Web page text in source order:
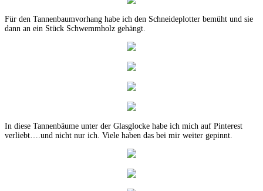
Für den Tannenbaumvorhang habe ich den Schneideplotter bemüht und sie
dann an ein Stück Schwemmholz gehängt.
In diese Tannenbäume unter der Glasglocke habe ich mich auf Pinterest
verliebt….und nicht nur ich. Viele haben das bei mir weiter gepinnt.